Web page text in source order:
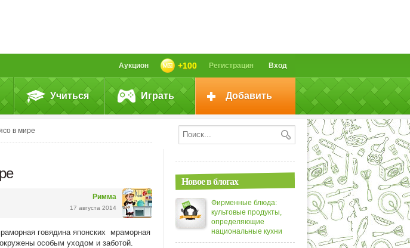
Вход
Регистрация
+100
Аукцион
Учиться Играть Добавить
в мире
Римма
17 августа 2014
говядина японских мраморная
особым уходом и заботой.
Новое в блогах
Фирменные блюда:
культовые продукты,
определяющие
национальные кухни